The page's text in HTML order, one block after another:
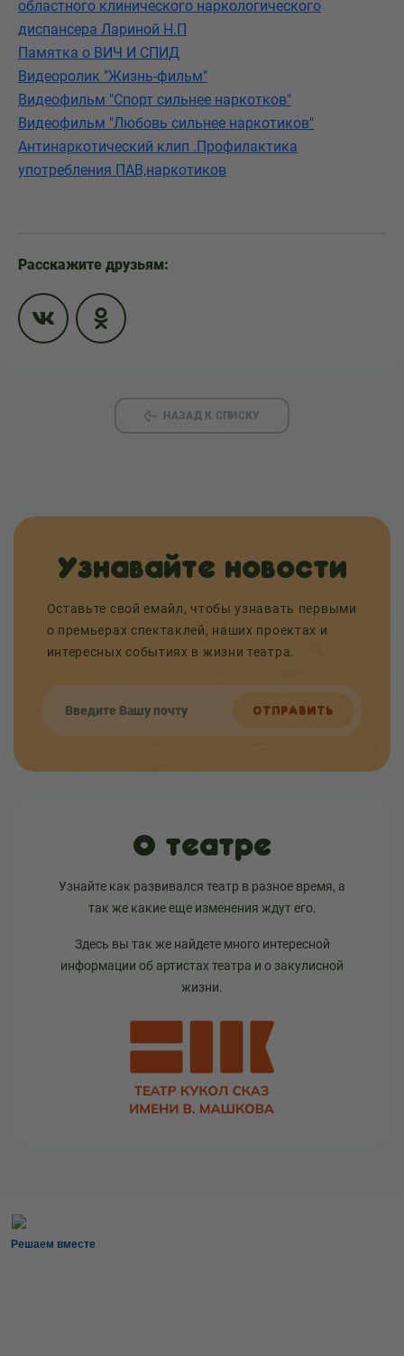
областного клинического наркологического
диспансера Лариной Н.П
Памятка о ВИЧ И СПИД
Видеоролик "Жизнь-фильм"
Видеофильм "Спорт сильнее наркотков"
Видеофильм "Любовь сильнее наркотиков"
Антинаркотический клип .Профилактика
употребления ПАВ,наркотиков
Расскажите друзьям:
НАЗАД К СПИСКУ
Узнавайте новости
Оставьте свой емайл, чтобы узнавать первыми
о премьерах спектаклей, наших проектах и
интересных событиях в жизни театра.
ОТПРАВИТЬ
О театре
Узнайте как развивался театр в разное время, а
так же какие еще изменения ждут его.
Здесь вы так же найдете много интересной
информации об артистах театра и о закулисной
жизни.
Решаем вместе